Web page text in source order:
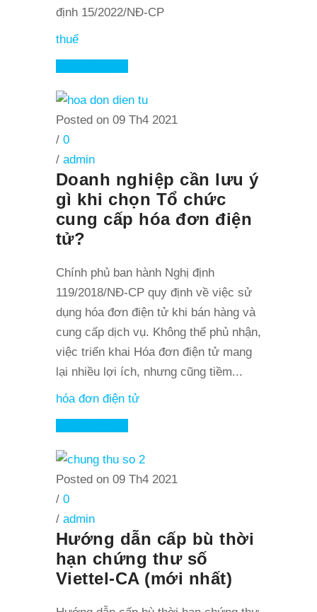
định 15/2022/NĐ-CP
thuế
Posted on 09 Th4 2021
/ 0
/ admin
Doanh nghiệp cần lưu ý
gì khi chọn Tổ chức
cung cấp hóa đơn điện
tử?
Chính phủ ban hành Nghị định
119/2018/NĐ-CP quy định về việc sử
dụng hóa đơn điện tử khi bán hàng và
cung cấp dịch vụ. Không thể phủ nhận,
việc triển khai Hóa đơn điện tử mang
lại nhiều lợi ích, nhưng cũng tiềm...
hóa đơn điện tử
Posted on 09 Th4 2021
/ 0
/ admin
Hướng dẫn cấp bù thời
hạn chứng thư số
Viettel-CA (mới nhất)